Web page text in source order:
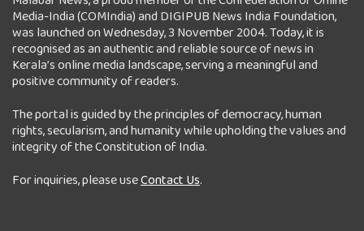
Media-India (COMIndia) and DIGIPUB News India Foundation,
was launched on Wednesday, 3 November 2004. Today, it is
recognised as an authentic and reliable source of news in
Kerala’s online media landscape, serving a meaningful and
positive community of readers.
The portal is guided by the principles of democracy, human
rights, secularism, and humanity while upholding the values and
integrity of the Constitution of India.
For inquiries, please useContact Us.